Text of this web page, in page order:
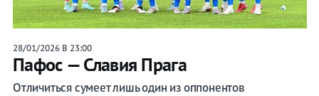
28/01/2026 В 23:00
Пафос — Славия Прага
Отличиться сумеет лишь один из оппонентов